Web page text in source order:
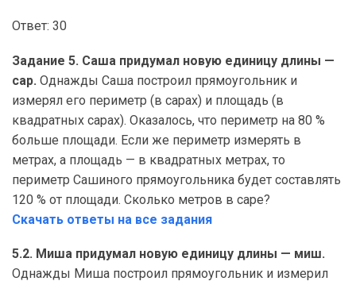
Ответ: 30
Задание 5. Саша придумал новую единицу длины —
cap. Однажды Саша построил прямоугольник и
измерял его периметр (в сарах) и площадь (в
квадратных сарах). Оказалось, что периметр на 80 %
больше площади. Если же периметр измерять в
метрах, а площадь — в квадратных метрах, то
периметр Сашиного прямоугольника будет составлять
120 % от площади. Сколько метров в саре?
Скачать ответы на все задания
5.2. Миша придумал новую единицу длины — миш.
Однажды Миша построил прямоугольник и измерил